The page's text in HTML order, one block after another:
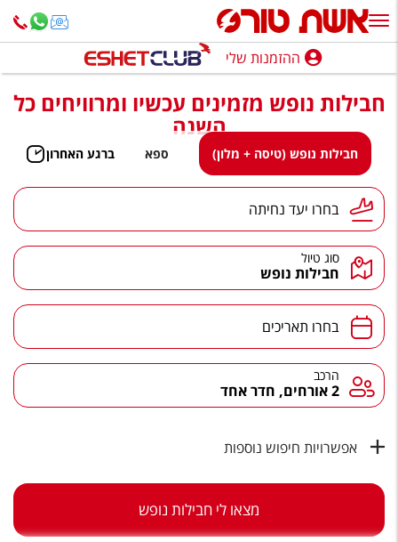
ההזמנות שלי
נופש בארץ
חופשה לפי סגנון
מלונות באילת
טיולים מאורגנים
סגנונות טיול
הרגע האחרון
חבילות בריאות וספא
טיסות לחו"ל
מלונות בחו"ל
ההזמנות שלי
חבילות נופש מזמינים עכשיו ומרוויחים כל
השנה
חבילות נופש (טיסה + מלון) ספא ברגע האחרון
יעד נחיתהבחרו יעד נחיתה
סוג טיול
חבילות נופש
תאריכים בחרו תאריכים
הרכב הרכב
2 אורחים, חדר אחד
אפשרויות חיפוש נוספות
מצאו לי חבילות נופש